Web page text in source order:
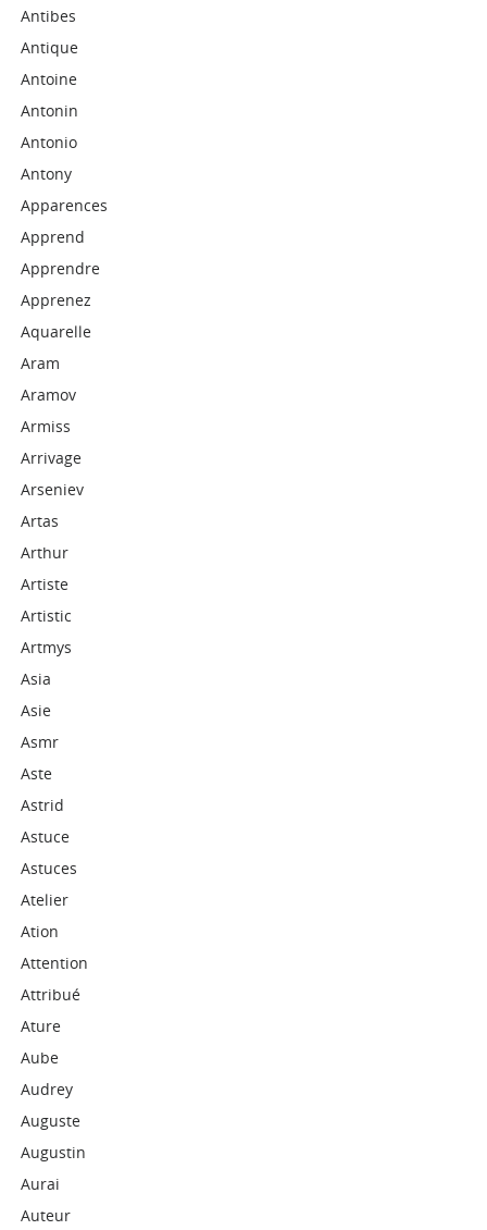
Antibes
Antique
Antoine
Antonin
Antonio
Antony
Apparences
Apprend
Apprendre
Apprenez
Aquarelle
Aram
Aramov
Armiss
Arrivage
Arseniev
Artas
Arthur
Artiste
Artistic
Artmys
Asia
Asie
Asmr
Aste
Astrid
Astuce
Astuces
Atelier
Ation
Attention
Attribué
Ature
Aube
Audrey
Auguste
Augustin
Aurai
Auteur